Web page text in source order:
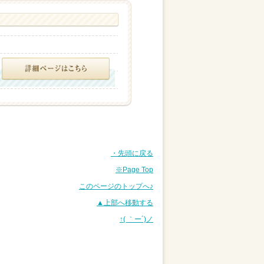
・先頭に戻る
※Page Top
このページのトップへ♪
▲上部へ移動する
↑( ｀ー´)ノ